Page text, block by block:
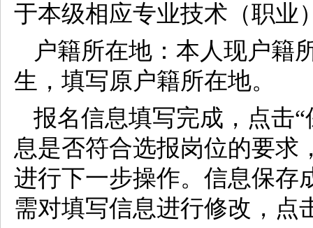
于本级相应专业技术（职业
户籍所在地：本人现户籍
生，填写原户籍所在地。
报名信息填写完成，点击
息是否符合选报岗位的要求
进行下一步操作。信息保存
需对填写信息进行修改，点